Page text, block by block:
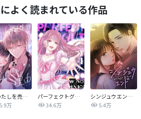
よく読まれている作品
私がわたしを売る理由
万
パーフェクトグリッター
34.6万
シンジュウエンド【タテヨミ】
5.4万